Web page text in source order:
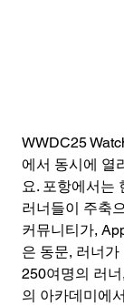
WWDC25
에서 동시에 열
요. 포항에서는
러너들이 주축
커뮤니티가,
은 동문, 러너
250여명의 러
의 아카데미에